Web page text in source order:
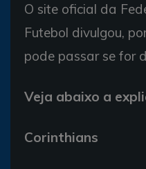
O site oficial da
Futebol divulgou,
pode passar se for
Veja abaixo a
Corinthians